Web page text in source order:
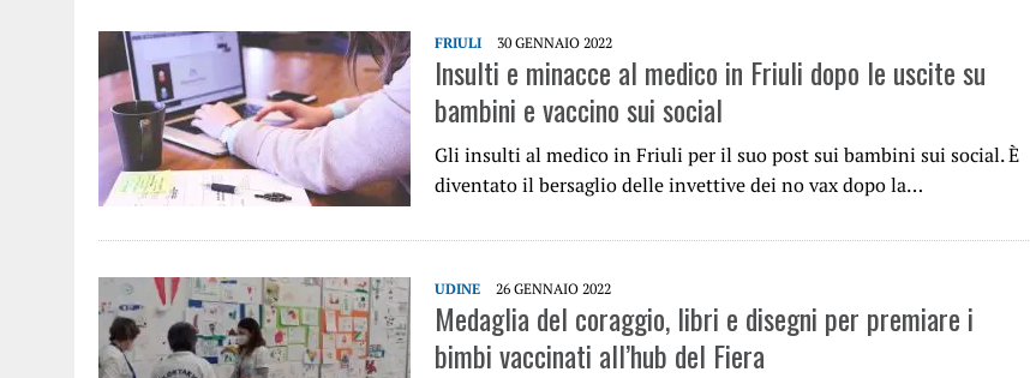
FRIULI 30 GENNAIO 2022
Insulti e minacce al medico in Friuli dopo le uscite su
bambini e vaccino sui social
Gli insulti al medico in Friuli per il suo post sui bambini sui social. È
diventato il bersaglio delle invettive dei no vax dopo la…
UDINE 26 GENNAIO 2022
Medaglia del coraggio, libri e disegni per premiare i
bimbi vaccinati all’hub del Fiera